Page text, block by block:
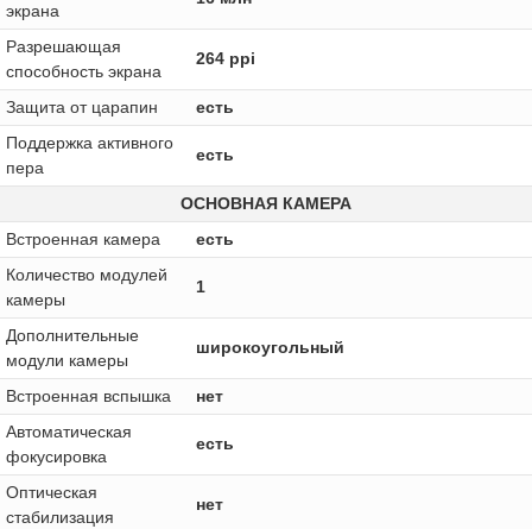
экрана
Разрешающая
способность экрана
264 ppi
Защита от царапин
есть
Поддержка активного
пера
есть
ОСНОВНАЯ КАМЕРА
Встроенная камера
есть
Количество модулей
камеры
1
Дополнительные
модули камеры
широкоугольный
Встроенная вспышка
нет
Автоматическая
фокусировка
есть
Оптическая
стабилизация
нет